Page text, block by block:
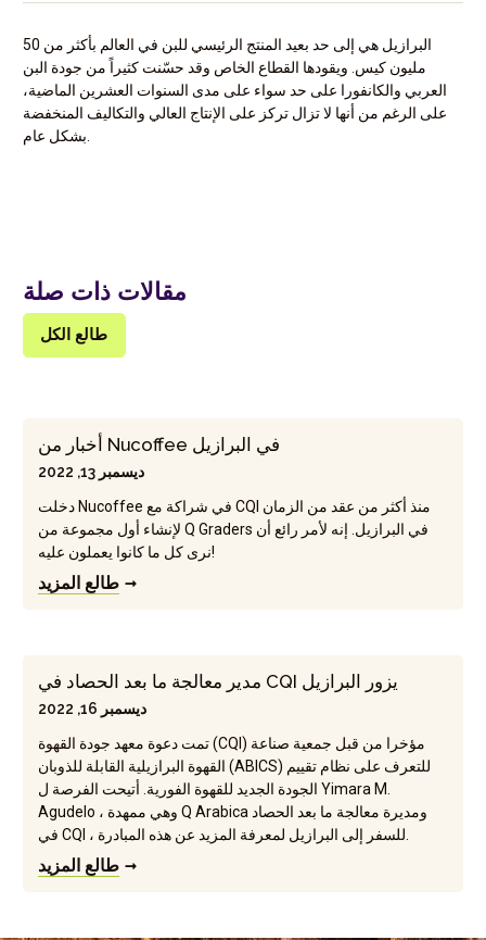
البرازيل هي إلى حد بعيد المنتج الرئيسي للبن في العالم بأكثر من 50
مليون كيس. ويقودها القطاع الخاص وقد حسّنت كثيراً من جودة البن
العربي والكانفورا على حد سواء على مدى السنوات العشرين الماضية،
على الرغم من أنها لا تزال تركز على الإنتاج العالي والتكاليف المنخفضة
مقالات ذات صلة
طالع الكل
أخبار من Nucoffee في البرازيل
ديسمبر 13, 2022
دخلت Nucoffee في شراكة مع CQI منذ أكثر من عقد من الزمان
لإنشاء أول مجموعة من Q Graders في البرازيل. إنه لأمر رائع أن
نرى كل ما كانوا يعملون عليه!
طالع المزيد
مدير معالجة ما بعد الحصاد في CQI يزور البرازيل
ديسمبر 16, 2022
تمت دعوة معهد جودة القهوة (CQI) مؤخرا من قبل جمعية صناعة
القهوة البرازيلية القابلة للذوبان (ABICS) للتعرف على نظام تقييم
الجودة الجديد للقهوة الفورية. أتيحت الفرصة ل Yimara M.
Agudelo ، وهي ممهدة Q Arabica ومديرة معالجة ما بعد الحصاد
في CQI ، للسفر إلى البرازيل لمعرفة المزيد عن هذه المبادرة.
طالع المزيد